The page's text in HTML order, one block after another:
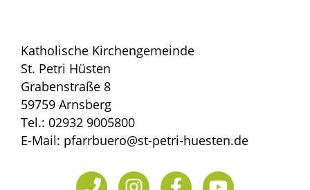
Katholische Kirchengemeinde
St. Petri Hüsten
Grabenstraße 8
59759 Arnsberg
Tel.: 02932 9005800
E-Mail: pfarrbuero@st-petri-huesten.de